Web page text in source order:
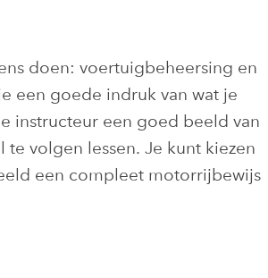
doen: voertuigbeheersing en
een goede indruk van wat je
instructeur een goed beeld van
volgen lessen. Je kunt kiezen
een compleet motorrijbewijs